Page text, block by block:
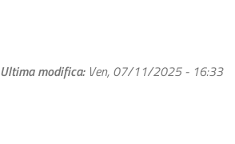
Ultima modifica Ven, 07/11/2025 - 16:33